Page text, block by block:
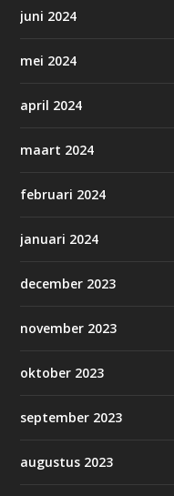
juni 2024
mei 2024
april 2024
maart 2024
februari 2024
januari 2024
december 2023
november 2023
oktober 2023
september 2023
augustus 2023